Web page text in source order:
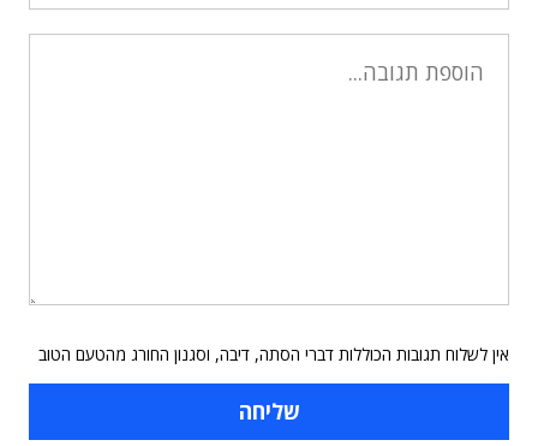
אין לשלוח תגובות הכוללות דברי הסתה, דיבה, וסגנון החורג מהטעם הטוב